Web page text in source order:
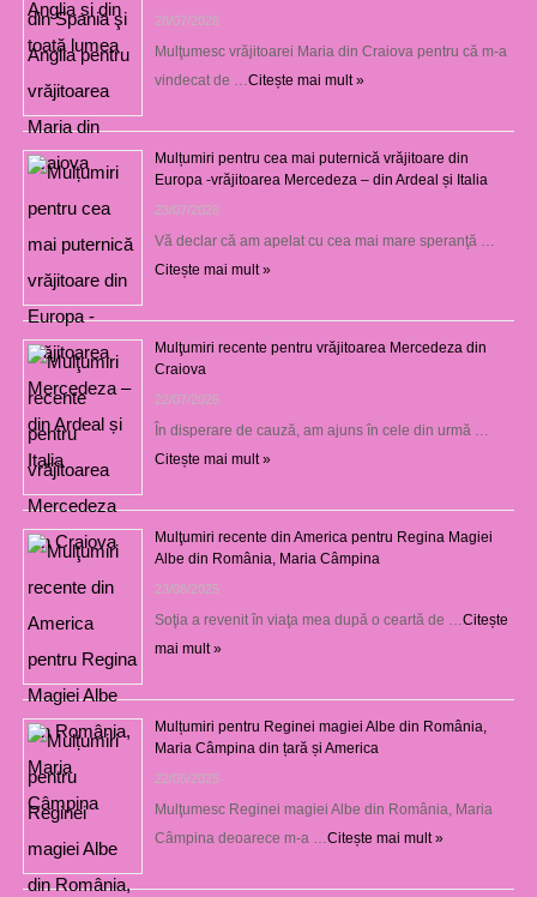
28/07/2026
Mulţumesc vrăjitoarei Maria din Craiova pentru că m-a
vindecat de … Citește mai mult »
Mulțumiri pentru cea mai puternică vrăjitoare din
Europa -vrăjitoarea Mercedeza – din Ardeal și Italia
23/07/2026
Vă declar că am apelat cu cea mai mare speranţă …
Citește mai mult »
Mulţumiri recente pentru vrăjitoarea Mercedeza din
Craiova
22/07/2026
În disperare de cauză, am ajuns în cele din urmă …
Citește mai mult »
Mulţumiri recente din America pentru Regina Magiei
Albe din România, Maria Câmpina
23/08/2025
Soţia a revenit în viaţa mea după o ceartă de … Citește
mai mult »
Mulțumiri pentru Reginei magiei Albe din România,
Maria Câmpina din țară și America
22/05/2025
Mulţumesc Reginei magiei Albe din România, Maria
Câmpina deoarece m-a … Citește mai mult »